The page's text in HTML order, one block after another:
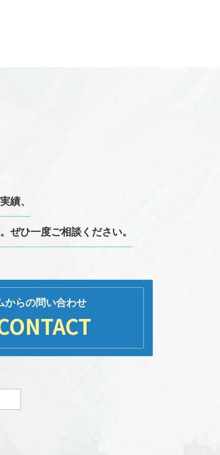
績、
ぜひ一度ご相談ください。
からの問い合わせ